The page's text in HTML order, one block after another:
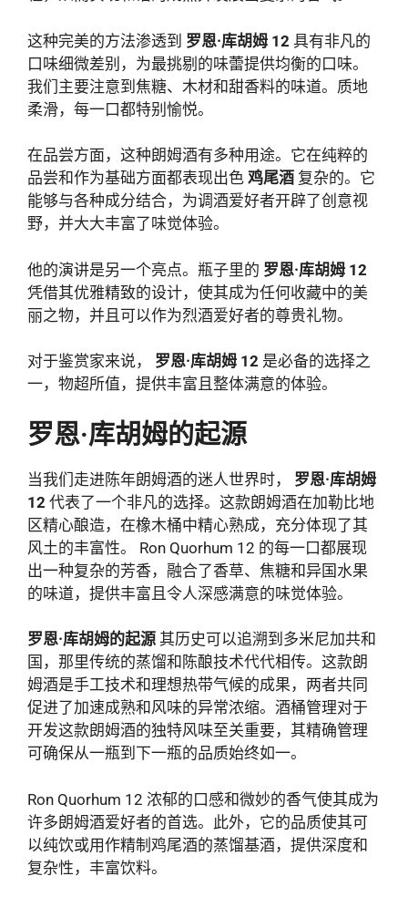
这种完美的方法渗透到 罗恩·库胡姆 12 具有非凡的
口味细微差别，为最挑剔的味蕾提供均衡的口味。
我们主要注意到焦糖、木材和甜香料的味道。质地
柔滑，每一口都特别愉悦。
在品尝方面，这种朗姆酒有多种用途。它在纯粹的
品尝和作为基础方面都表现出色 鸡尾酒 复杂的。它
能够与各种成分结合，为调酒爱好者开辟了创意视
野，并大大丰富了味觉体验。
他的演讲是另一个亮点。瓶子里的 罗恩·库胡姆 12
凭借其优雅精致的设计，使其成为任何收藏中的美
丽之物，并且可以作为烈酒爱好者的尊贵礼物。
对于鉴赏家来说， 罗恩·库胡姆 12 是必备的选择之
一，物超所值，提供丰富且整体满意的体验。
罗恩·库胡姆的起源
当我们走进陈年朗姆酒的迷人世界时， 罗恩·库胡姆
12 代表了一个非凡的选择。这款朗姆酒在加勒比地
区精心酿造，在橡木桶中精心熟成，充分体现了其
风土的丰富性。 Ron Quorhum 12 的每一口都展现
出一种复杂的芳香，融合了香草、焦糖和异国水果
的味道，提供丰富且令人深感满意的味觉体验。
罗恩·库胡姆的起源 其历史可以追溯到多米尼加共和
国，那里传统的蒸馏和陈酿技术代代相传。这款朗
姆酒是手工技术和理想热带气候的成果，两者共同
促进了加速成熟和风味的异常浓缩。酒桶管理对于
开发这款朗姆酒的独特风味至关重要，其精确管理
可确保从一瓶到下一瓶的品质始终如一。
Ron Quorhum 12 浓郁的口感和微妙的香气使其成为
许多朗姆酒爱好者的首选。此外，它的品质使其可
以纯饮或用作精制鸡尾酒的蒸馏基酒，提供深度和
复杂性，丰富饮料。